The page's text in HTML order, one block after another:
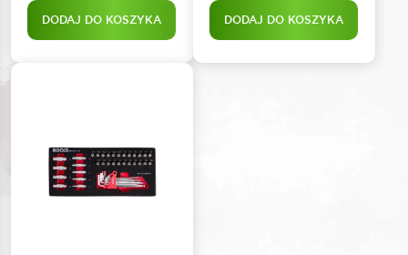
DODAJ DO KOSZYKA DODAJ DO KOSZYKA